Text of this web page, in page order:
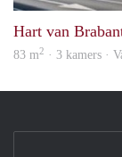
Hart van
83 m2 · 3 kamers ·